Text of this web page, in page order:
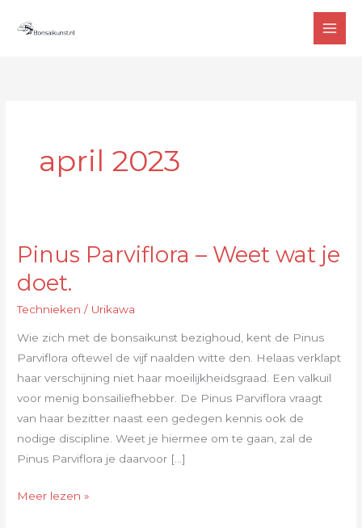
naar
april 2023
Pinus Parviflora – Weet wat je
doet.
Technieken / Urikawa
Wie zich met de bonsaikunst bezighoud, kent de Pinus
Parviflora oftewel de vijf naalden witte den. Helaas verklapt
haar verschijning niet haar moeilijkheidsgraad. Een valkuil
voor menig bonsailiefhebber. De Pinus Parviflora vraagt
van haar bezitter naast een gedegen kennis ook de
nodige discipline. Weet je hiermee om te gaan, zal de
Pinus Parviflora je daarvoor […]
Pinus
–
Weet
wat
doet.
Meer lezen »